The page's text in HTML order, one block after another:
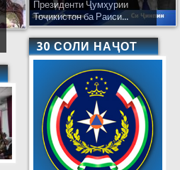
Президенти Ҷумҳурии
Тоҷикистон ба Раиси...
30 СОЛИ НАҶОТ